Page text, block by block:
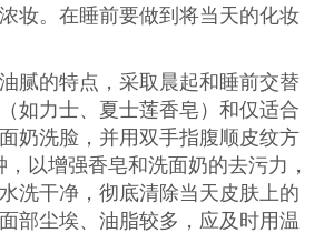
妆。在睡前要做到将当天的化妆
的特点，采取晨起和睡前交替
如力士、夏士莲香皂）和仅适合
奶洗脸，并用双手指腹顺皮纹方
以增强香皂和洗面奶的去污力，
洗干净，彻底清除当天皮肤上的
部尘埃、油脂较多，应及时用温